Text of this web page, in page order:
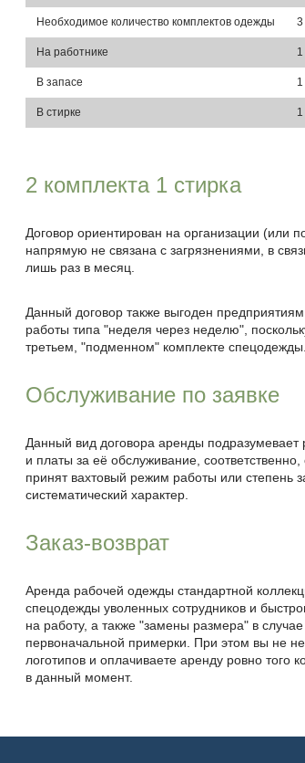
Необходимое количество комплектов одежды 3
На работнике 1
В запасе 1
В стирке 1
2 комплекта 1 стирка
Договор ориентирован на организации (или
напрямую не связана с загрязнениями, в
лишь раз в месяц.
Данный договор также выгоден
работы типа "неделя через неделю",
третьем, "подменном" комплекте спецодежды.
Обслуживание по заявке
Данный вид договора аренды
и платы за её обслуживание,
принят вахтовый режим работы или степень
систематический характер.
Заказ-возврат
Аренда рабочей одежды стандартной
спецодежды уволенных сотрудников и
на работу, а также "замены размера" в
первоначальной примерки. При этом вы не
логотипов и оплачиваете аренду ровно того
в данный момент.